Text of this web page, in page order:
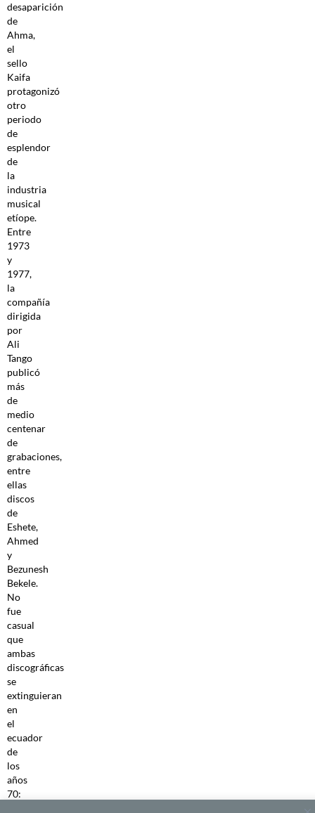
desaparición
de
Ahma,
el
sello
Kaifa
protagonizó
otro
periodo
de
esplendor
de
la
industria
musical
etíope.
Entre
1973
y
1977,
la
compañía
dirigida
por
Ali
Tango
publicó
más
de
medio
centenar
de
grabaciones,
entre
ellas
discos
de
Eshete,
Ahmed
y
Bezunesh
Bekele.
No
fue
casual
que
ambas
discográficas
se
extinguieran
en
el
ecuador
de
los
años
70: